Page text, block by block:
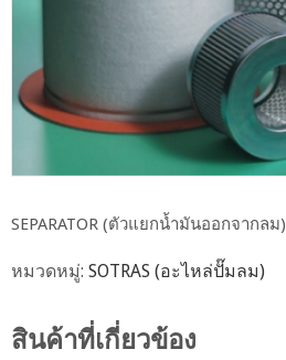
SEPARATOR (ตัวแยกน้ำมันออกจากลม)
หมวดหมู่: SOTRAS (อะไหล่ปั๊มลม)
สินค้าที่เกี่ยวข้อง